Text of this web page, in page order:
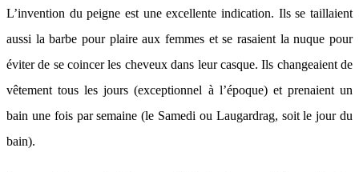
L’invention du peigne est une excellente indication. Ils se taillaient
aussi la barbe pour plaire aux femmes et se rasaient la nuque pour
éviter de se coincer les cheveux dans leur casque. Ils changeaient de
vêtement tous les jours (exceptionnel à l’époque) et prenaient un
bain une fois par semaine (le Samedi ou Laugardrag, soit le jour du
bain).